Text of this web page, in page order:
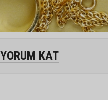
YORUM KAT